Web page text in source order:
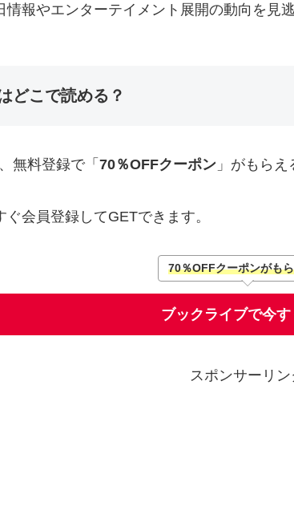
情報やエンターテイメント展開の動向を見
どこで読める？
無料登録で「 70％OFFクーポン 」がもらえ
ぐ会員登録してGETできます。
70％OFFクーポンがも
ブックライブで今
スポンサーリン